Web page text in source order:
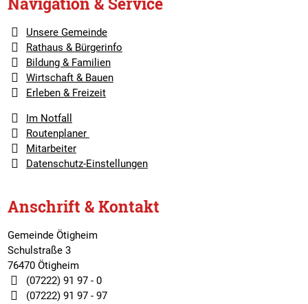
Unsere Gemeinde
Rathaus & Bürgerinfo
Bildung & Familien
Wirtschaft & Bauen
Erleben & Freizeit
Im Notfall
Routenplaner
Mitarbeiter
Datenschutz-Einstellungen
Anschrift & Kontakt
Gemeinde Ötigheim
Schulstraße 3
76470 Ötigheim
(07222) 91 97 - 0
(07222) 91 97 - 97